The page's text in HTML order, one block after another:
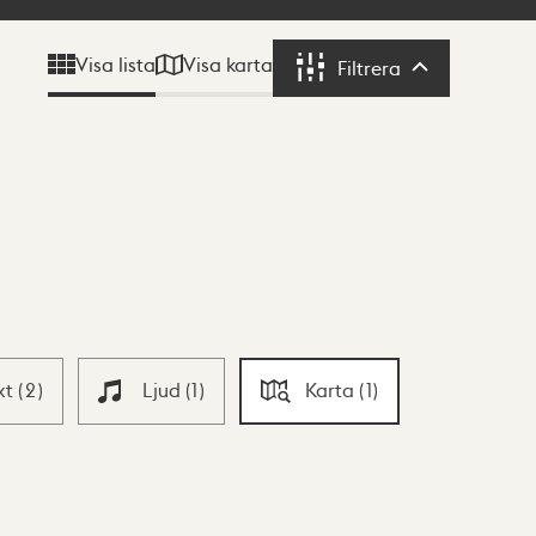
Visa lista Visa karta Filtrera Filtrera
(2) Ljud (1) Karta (1)